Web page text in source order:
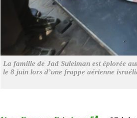
La famille de Jad Suleiman est éplorée
le 8 juin lors d’une frappe aérienne